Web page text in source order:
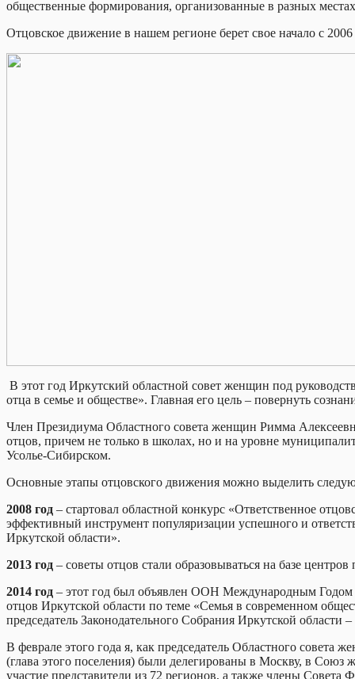
общественные формирования, организованные в разных
Отцовское движение в нашем регионе берет свое начало с 2006
В этот год Иркутский областной совет женщин под
отца в семье и обществе». Главная его цель – повернуть
Член Президиума Областного совета женщин Римма
отцов, причем не только в школах, но и на уровне
Усолье-Сибирском.
Основные этапы отцовского движения можно выделить
2008 год – стартовал областной конкурс «Ответственное
эффективный инструмент популяризации успешного и
Иркутской области».
2013 год – советы отцов стали образовываться на базе
2014 год – этот год был объявлен ООН Международным Годом
отцов Иркутской области по теме «Семья в современном
председатель Законодательного Собрания Иркутской
В феврале этого года я, как председатель Областного
(глава этого поселения) были делегированы в Москву, в
участие представители из 72 регионов, а также члены